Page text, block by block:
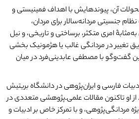
آن، پیوندهایش با اهداف فمینیستی و
جنسیتی مردانه‌سالار برای مردان،
امری متکثر، برساختی و تاریخی، و نیل
تغییر در مردانگی غالب یا هژمونیک بخشی
گفت‌وگو با مصطفی عابدینی‌فرد در میان
فارسی و ایران‌پژوهی در دانشگاه بریتیش
از او تاکنون مقالات علمی‌ـ‌پژوهشی متعددی در
مردانگی‌پژوهی، و با تمرکز خاص بر ادبیات و